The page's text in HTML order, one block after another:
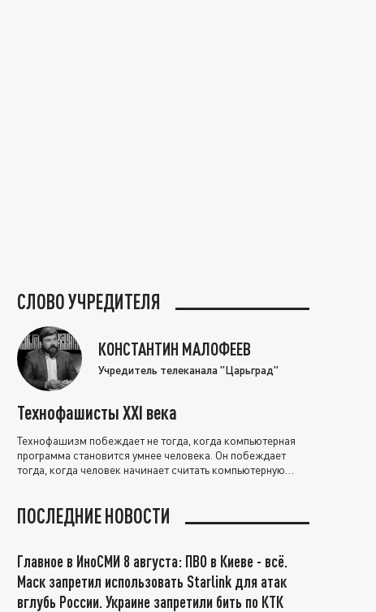
СЛОВО УЧРЕДИТЕЛЯ
КОНСТАНТИН МАЛОФЕЕВ
Учредитель телеканала "Царьград"
Технофашисты XXI века
Технофашизм побеждает не тогда, когда компьютерная
программа становится умнее человека. Он побеждает
тогда, когда человек начинает считать компьютерную
ПОСЛЕДНИЕ НОВОСТИ
Главное в ИноСМИ 8 августа: ПВО в Киеве - всё.
Маск запретил использовать Starlink для атак
вглубь России. Украине запретили бить по КТК